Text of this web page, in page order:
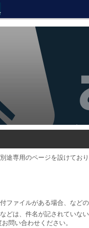
途専用のページを設けてお
ファイルがある場合、など
どは、件名が記されていな
問い合わせください。